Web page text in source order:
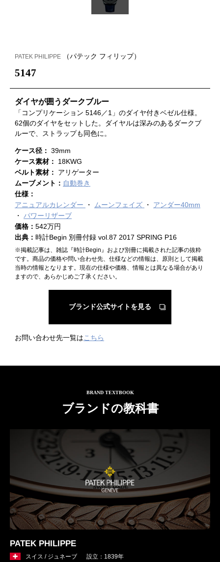
PATEK PHILIPPE （パテック フィリップ）
5147
ダイヤが囲うダークブルー
「コンプリケーション 5146／1」のダイヤ付きベゼル仕様。
62個のダイヤをセットした。ダイヤルは深みのあるダークブ
ルーで、ストラップも同色に。
ケース径： 39mm
ケース素材： 18KWG
ベルト素材： アリゲーター
ムーブメント： 自動巻き
仕様：
アニュアルカレンダー
ムーンフェイズ
アンダー40mm
パワーリザーブ
価格： 542万円
出典： 時計Begin 別冊付録 vol.87 2017 SPRING P16
※掲載記事は、雑誌『時計Begin』および別冊に掲載された記事の抜粋
です。商品の価格や問い合わせ先、仕様などの情報は、原則として掲載
当時の情報となります。現在の仕様や価格、情報とは異なる場合があり
ますので、あらかじめご了承ください。
ブランド公式サイトを見る
お問い合わせ先一覧はこちら
BRAND TEXTBOOK
ブランドの教科書
PATEK PHILIPPE
スイス / ジュネーブ 設立：1839年